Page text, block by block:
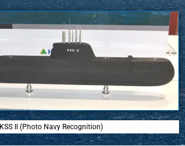
KSS II (Photo Navy Recognition)